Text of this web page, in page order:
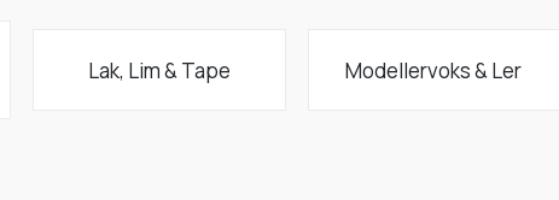
Lak, Lim & Tape Modellervoks & Ler